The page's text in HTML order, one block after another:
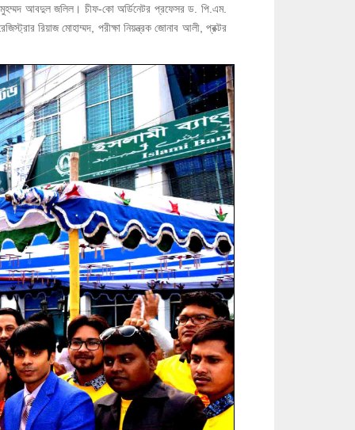
মুহম্মদ আবদুল জলিল। চীফ-কো অর্ডিনেটর প্রফেসর ড. পি.এম.
রিয়াজ মোহাম্মদ, পরীক্ষা নিয়ন্ত্রক জোনাব আলী, প্রক্টর